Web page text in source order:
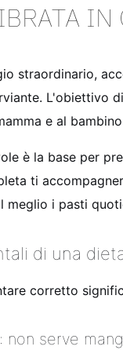
IN
straordinario,
L'obiettivo
e al
è la base per
ti
meglio i pasti
di una
corretto
non serve